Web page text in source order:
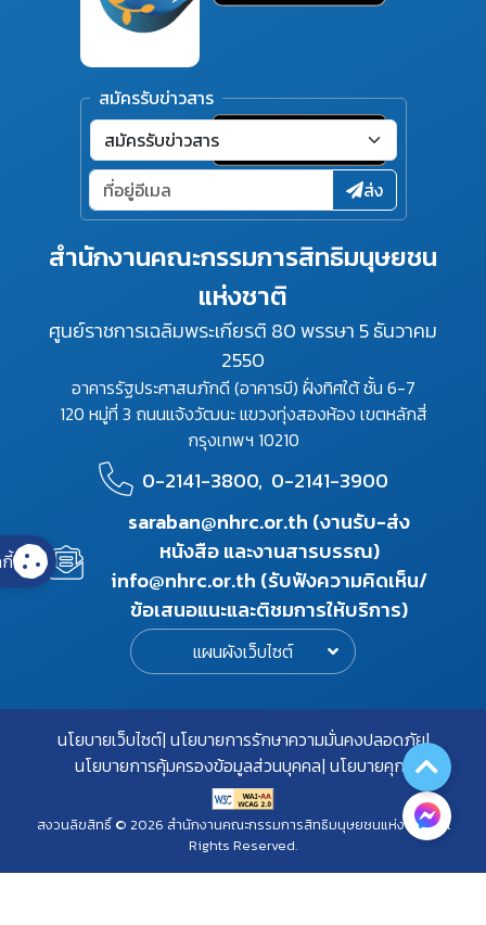
สำนักงานคณะกรรมการสิทธิมนุษยชน
แห่งชาติ
ศูนย์ราชการเฉลิมพระเกียรติ 80 พรรษา 5 ธันวาคม
2550
อาคารรัฐประศาสนภักดี (อาคารบี) ฝั่งทิศใต้ ชั้น 6-7
120 หมู่ที่ 3 ถนนแจ้งวัฒนะ แขวงทุ่งสองห้อง เขตหลักสี่
กรุงเทพฯ 10210
0-2141-3800, 0-2141-3900
saraban@nhrc.or.th (งานรับ-ส่ง
หนังสือ และงานสารบรรณ)
info@nhrc.or.th (รับฟังความคิดเห็น/
ข้อเสนอแนะและติชมการให้บริการ)
แผนผังเว็บไซต์
สมัครรับข่าวสาร
ส่ง
นโยบายเว็บไซต์ นโยบายการรักษาความมั่นคงปลอดภัย
นโยบายการคุ้มครองข้อมูลส่วนบุคคล นโยบายคุกกี้
สงวนลิขสิทธิ์ © 2026 สำนักงานคณะกรรมการสิทธิมนุษยชนแห่งชาติ. All
Rights Reserved.